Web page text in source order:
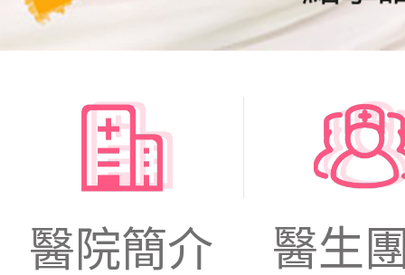
醫院簡介 醫生